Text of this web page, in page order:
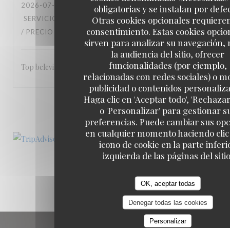
obligatorias y se instalan por
Otras cookies opcionales
consentimiento. Estas cookies
sirven para analizar su navegación,
la audiencia del sitio, ofrecer
funcionalidades (por ejemplo,
relacionadas con redes sociales) o
publicidad o contenidos
Haga clic en 'Aceptar todo',
o 'Personalizar' para gestionar
preferencias. Puede cambiar sus
en cualquier momento haciendo
icono de cookie en la parte
izquierda de las páginas del
OK, aceptar todas
Denegar todas las cookies
Personalizar
2026-07-04
- 19:00 - INVITADOS 2
SERVICIO
AMBIENTE : 5/5 MENÚ: 5/5 CALIDAD
/ PRECIO
Top beleving
1 2 3